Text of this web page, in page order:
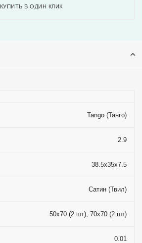
КУПИТЬ В ОДИН КЛИК
Tango (Танго)
2.9
38.5x35x7.5
Сатин (Твил)
50x70 (2 шт), 70x70 (2 шт)
0.01